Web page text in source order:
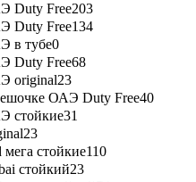
Duty Free203
Duty Free134
в тубе0
Duty Free68
original23
ОАЭ Duty Free40
стойкие31
23
стойкие110
стойкий23